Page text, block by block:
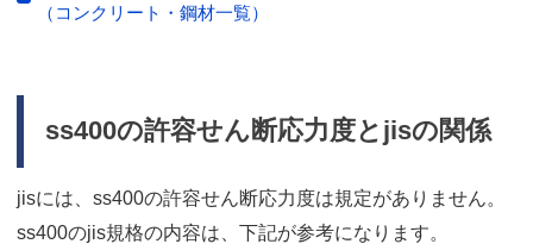
（コンクリート・鋼材一覧）
ss400の許容せん断応力度とjisの関係
jisには、ss400の許容せん断応力度は規定がありません。
ss400のjis規格の内容は、下記が参考になります。